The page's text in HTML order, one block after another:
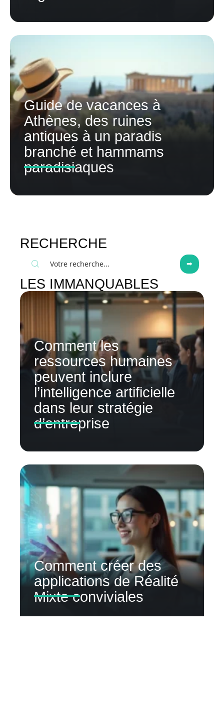
Guide de vacances à
Athènes, des ruines
antiques à un paradis
branché et hammams
paradisiaques
RECHERCHE
LES IMMANQUABLES
Comment les
ressources humaines
peuvent inclure
l’intelligence artificielle
dans leur stratégie
d’entreprise
Comment créer des
applications de Réalité
Mixte conviviales